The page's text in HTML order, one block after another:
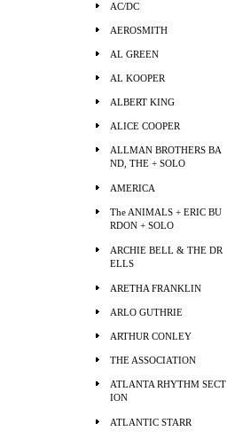
AC/DC
AEROSMITH
AL GREEN
AL KOOPER
ALBERT KING
ALICE COOPER
ALLMAN BROTHERS BA
ND, THE + SOLO
AMERICA
The ANIMALS + ERIC BU
RDON + SOLO
ARCHIE BELL & THE DR
ELLS
ARETHA FRANKLIN
ARLO GUTHRIE
ARTHUR CONLEY
THE ASSOCIATION
ATLANTA RHYTHM SECT
ION
ATLANTIC STARR